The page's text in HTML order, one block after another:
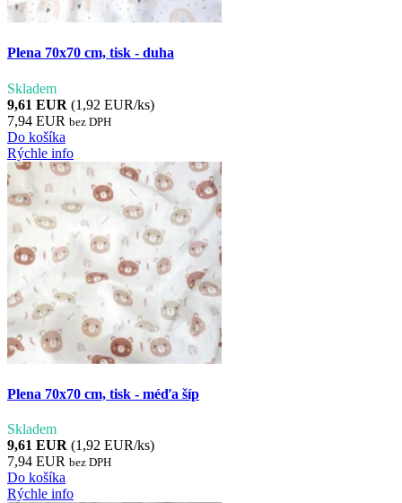
Plena 70x70 cm, tisk - duha
Skladem
9,61 EUR (1,92 EUR/ks)
7,94 EUR bez DPH
Do košíka
Rýchle info
Plena 70x70 cm, tisk - méďa šíp
Skladem
9,61 EUR (1,92 EUR/ks)
7,94 EUR bez DPH
Do košíka
Rýchle info